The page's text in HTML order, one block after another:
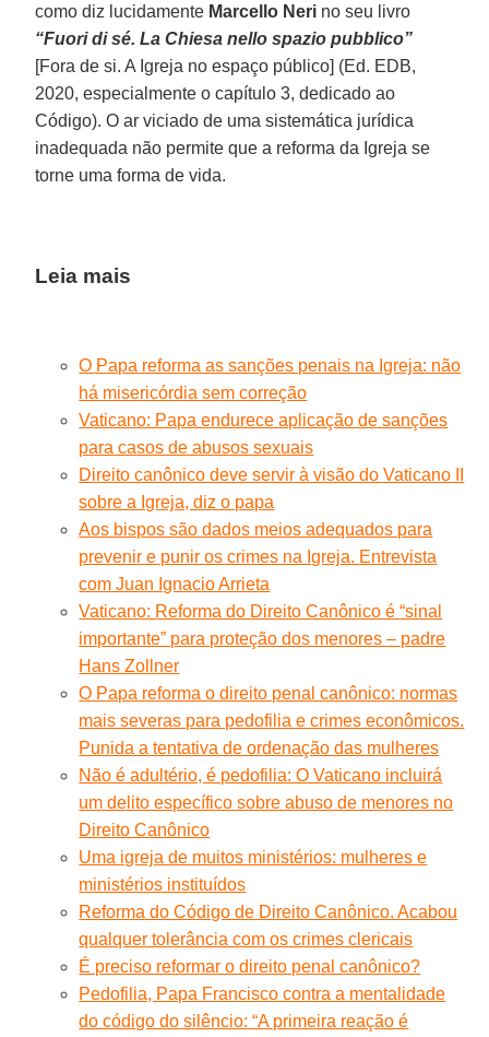
como diz lucidamente Marcello Neri no seu livro
“Fuori di sé. La Chiesa nello spazio pubblico”
[Fora de si. A Igreja no espaço público] (Ed. EDB,
2020, especialmente o capítulo 3, dedicado ao
Código). O ar viciado de uma sistemática jurídica
inadequada não permite que a reforma da Igreja se
torne uma forma de vida.
Leia mais
O Papa reforma as sanções penais na Igreja: não
há misericórdia sem correção
Vaticano: Papa endurece aplicação de sanções
para casos de abusos sexuais
Direito canônico deve servir à visão do Vaticano II
sobre a Igreja, diz o papa
Aos bispos são dados meios adequados para
prevenir e punir os crimes na Igreja. Entrevista
com Juan Ignacio Arrieta
Vaticano: Reforma do Direito Canônico é “sinal
importante” para proteção dos menores – padre
Hans Zollner
O Papa reforma o direito penal canônico: normas
mais severas para pedofilia e crimes econômicos.
Punida a tentativa de ordenação das mulheres
Não é adultério, é pedofilia: O Vaticano incluirá
um delito específico sobre abuso de menores no
Direito Canônico
Uma igreja de muitos ministérios: mulheres e
ministérios instituídos
Reforma do Código de Direito Canônico. Acabou
qualquer tolerância com os crimes clericais
É preciso reformar o direito penal canônico?
Pedofilia, Papa Francisco contra a mentalidade
do código do silêncio: “A primeira reação é